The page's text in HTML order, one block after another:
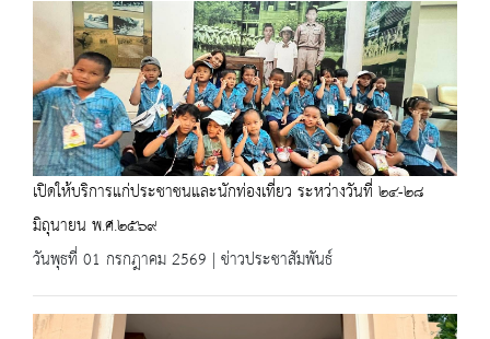
เปิดให้บริการแก่ประชาชนและนักท่องเที่ยว ระหว่างวันที่ ๒๔-๒๘
มิถุนายน พ.ศ.๒๕๖๙
วันพุธที่ 01 กรกฎาคม 2569 | ข่าวประชาสัมพันธ์